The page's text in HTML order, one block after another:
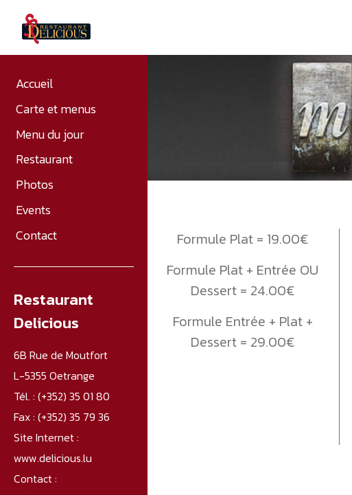
Formule Plat = 19.00€
Formule Plat + Entrée OU
Dessert = 24.00€
Formule Entrée + Plat +
Dessert = 29.00€
Accueil
Carte et menus
Menu du jour
Restaurant
Photos
Events
Contact
Restaurant
Delicious
6B Rue de Moutfort
L-5355 Oetrange
Tél. : (+352) 35 01 80
Fax : (+352) 35 79 36
Site Internet :
www.delicious.lu
Contact :